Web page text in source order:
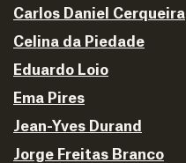
Carlos Daniel Cerqueira
Celina da Piedade
Eduardo Loio
Ema Pires
Jean-Yves Durand
Jorge Freitas Branco